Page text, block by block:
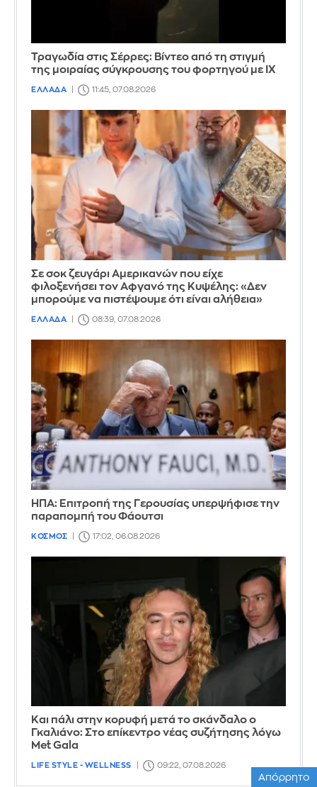
Τραγωδία στις Σέρρες: Βίντεο από τη στιγμή
της μοιραίας σύγκρουσης του φορτηγού με ΙΧ
ΕΛΛΑΔΑ 11:45, 07.08.2026
Σε σοκ ζευγάρι Αμερικανών που είχε
φιλοξενήσει τον Αφγανό της Κυψέλης: «Δεν
μπορούμε να πιστέψουμε ότι είναι αλήθεια»
ΕΛΛΑΔΑ 08:39, 07.08.2026
ΗΠΑ: Επιτροπή της Γερουσίας υπερψήφισε την
παραπομπή του Φάουτσι
ΚΟΣΜΟΣ 17:02, 06.08.2026
Και πάλι στην κορυφή μετά το σκάνδαλο ο
Γκαλιάνο: Στο επίκεντρο νέας συζήτησης λόγω
Met Gala
LIFE STYLE - WELLNESS 09:22, 07.08.2026
Απόρρητο